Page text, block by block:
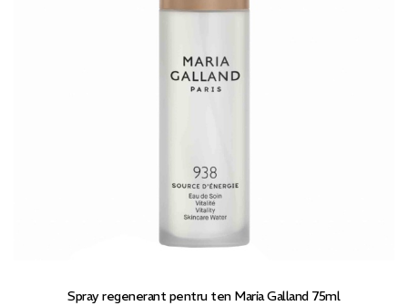
Spray regenerant pentru ten Maria Galland 75ml